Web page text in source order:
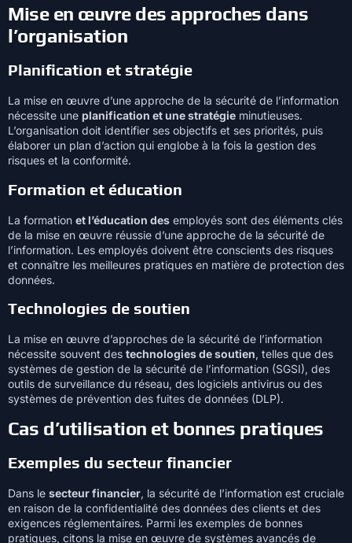
Mise en œuvre des approches dans
l’organisation
Planification et stratégie
La mise en œuvre d’une approche de la sécurité de l’information
nécessite une planification et une stratégie minutieuses.
L’organisation doit identifier ses objectifs et ses priorités, puis
élaborer un plan d’action qui englobe à la fois la gestion des
risques et la conformité.
Formation et éducation
La formation et l’éducation des employés sont des éléments clés
de la mise en œuvre réussie d’une approche de la sécurité de
l’information. Les employés doivent être conscients des risques
et connaître les meilleures pratiques en matière de protection des
données.
Technologies de soutien
La mise en œuvre d’approches de la sécurité de l’information
nécessite souvent des technologies de soutien, telles que des
systèmes de gestion de la sécurité de l’information (SGSI), des
outils de surveillance du réseau, des logiciels antivirus ou des
systèmes de prévention des fuites de données (DLP).
Cas d’utilisation et bonnes pratiques
Exemples du secteur financier
Dans le secteur financier, la sécurité de l’information est cruciale
en raison de la confidentialité des données des clients et des
exigences réglementaires. Parmi les exemples de bonnes
pratiques, citons la mise en œuvre de systèmes avancés de